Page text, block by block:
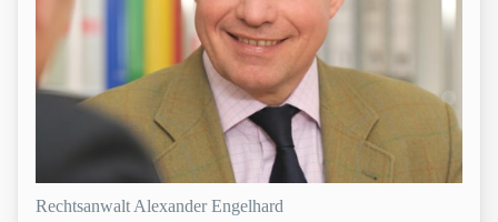
Rechtsanwalt Alexander Engelhard